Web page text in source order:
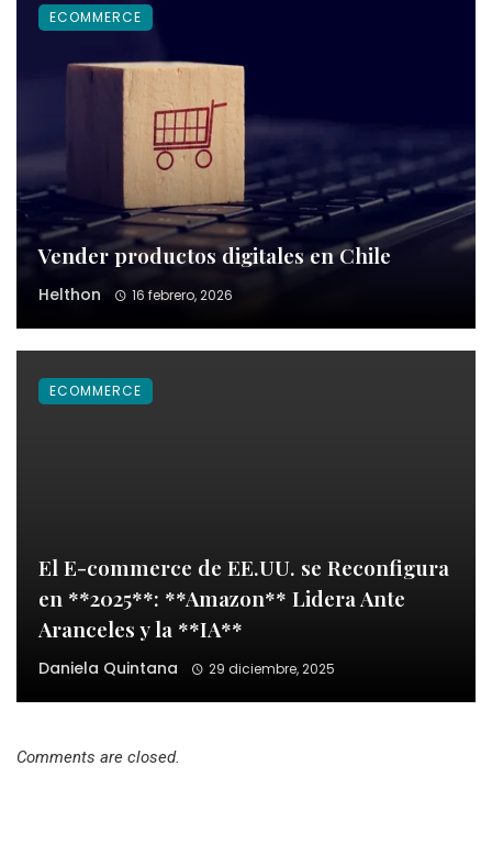
Vender productos digitales en Chile
Helthon 16 febrero, 2026
ECOMMERCE
El E-commerce de EE.UU. se Reconfigura
en **2025**: **Amazon** Lidera Ante
Aranceles y la **IA**
Daniela Quintana 29 diciembre, 2025
ECOMMERCE
Comments are closed.